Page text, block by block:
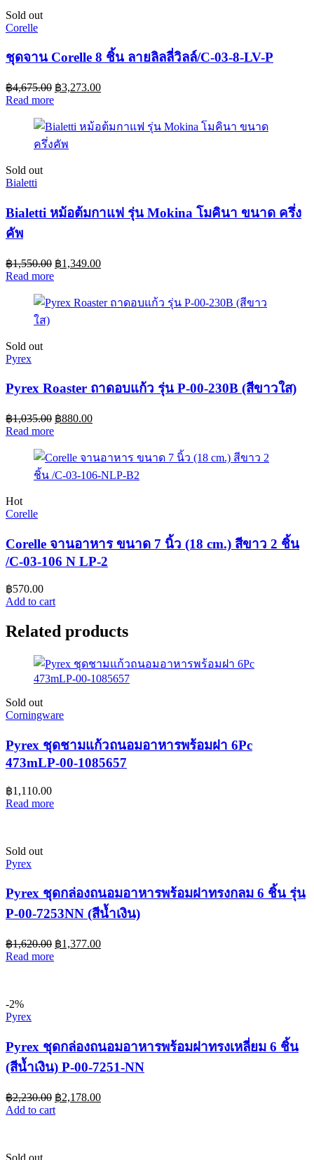
Sold out
Corelle
ชุดจาน Corelle 8 ชิ้น ลายลิลลี่วิลล์/C-03-8-LV-P
฿4,675.00 ฿3,273.00
Read more
Sold out
Bialetti
Bialetti หม้อต้มกาแฟ รุ่น Mokina โมคินา ขนาด ครึ่ง
คัพ
฿1,550.00 ฿1,349.00
Read more
Sold out
Pyrex
Pyrex Roaster ถาดอบแก้ว รุ่น P-00-230B (สีขาวใส)
฿1,035.00 ฿880.00
Read more
Hot
Corelle
Corelle จานอาหาร ขนาด 7 นิ้ว (18 cm.) สีขาว 2 ชิ้น
/C-03-106 N LP-2
฿570.00
Add to cart
Related products
Sold out
Corningware
Pyrex ชุดชามแก้วถนอมอาหารพร้อมฝา 6Pc
473mLP-00-1085657
฿1,110.00
Read more
Sold out
Pyrex
Pyrex ชุดกล่องถนอมอาหารพร้อมฝาทรงกลม 6 ชิ้น รุ่น
P-00-7253NN (สีน้ำเงิน)
฿1,620.00 ฿1,377.00
Read more
-2%
Pyrex
Pyrex ชุดกล่องถนอมอาหารพร้อมฝาทรงเหลี่ยม 6 ชิ้น
(สีน้ำเงิน) P-00-7251-NN
฿2,230.00 ฿2,178.00
Add to cart
Sold out